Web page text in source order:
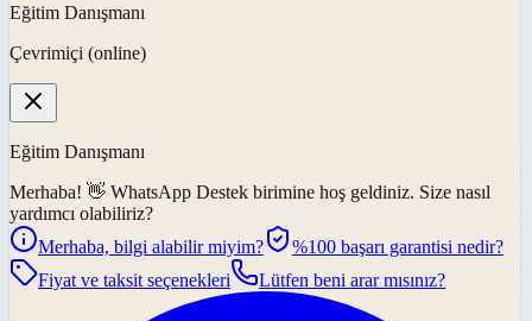
Eğitim Danışmanı
Çevrimiçi (online)
Eğitim Danışmanı
Merhaba! 👋 WhatsApp Destek birimine hoş geldiniz. Size nasıl
yardımcı olabiliriz?
Merhaba, bilgi alabilir miyim?
%100 başarı garantisi nedir?
Fiyat ve taksit seçenekleri
Lütfen beni arar mısınız?